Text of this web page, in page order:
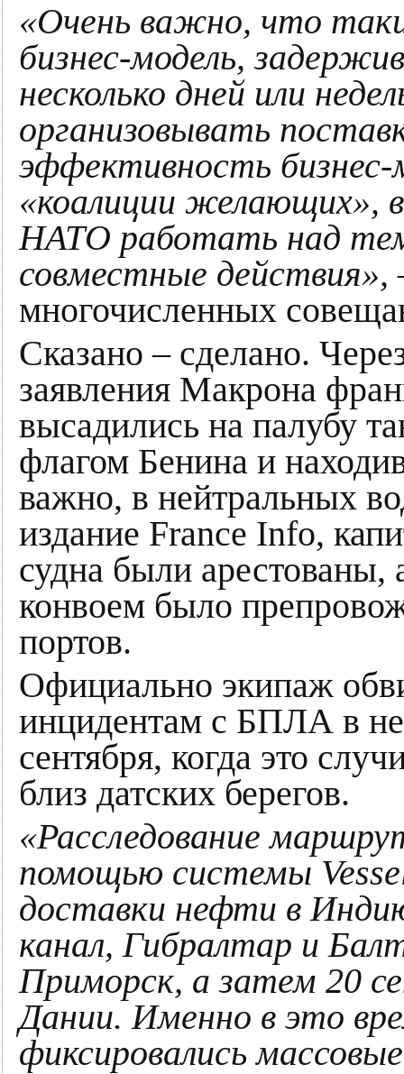
«Очень важно, что
бизнес-модель,
несколько дней или
организовывать
эффективность бизнес-
«коалиции желающих»,
НАТО работать над
совместные действия»,
многочисленных
Сказано – сделано.
заявления Макрона
высадились на палубу
флагом Бенина и
важно, в нейтральных
издание France Info,
судна были арестованы,
конвоем было
портов.
Официально экипаж
инцидентам с БПЛА в
сентября, когда это
близ датских берегов.
«Расследование
помощью системы
доставки нефти в
канал, Гибралтар и
Приморск, а затем 20
Дании. Именно в это
фиксировались